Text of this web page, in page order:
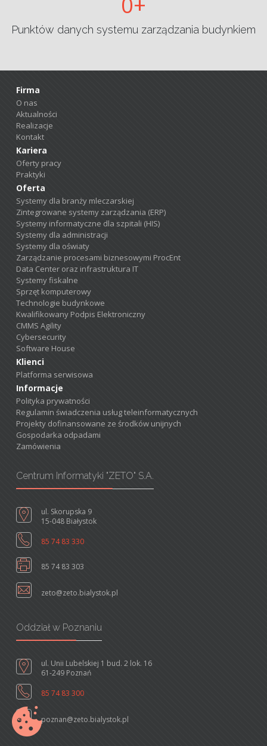
Punktów danych systemu zarządzania budynkiem
Firma
O nas
Aktualności
Realizacje
Kontakt
Kariera
Oferty pracy
Praktyki
Oferta
Systemy dla branży mleczarskiej
Zintegrowane systemy zarządzania (ERP)
Systemy informatyczne dla szpitali (HIS)
Systemy dla administracji
Systemy dla oświaty
Zarządzanie procesami biznesowymi ProcEnt
Data Center oraz infrastruktura IT
Systemy fiskalne
Sprzęt komputerowy
Technologie budynkowe
Kwalifikowany Podpis Elektroniczny
CMMS Agility
Cybersecurity
Software House
Klienci
Platforma serwisowa
Informacje
Polityka prywatności
Regulamin świadczenia usług teleinformatycznych
Projekty dofinansowane ze środków unijnych
Gospodarka odpadami
Zamówienia
Centrum Informatyki "ZETO" S.A.
ul. Skorupska 9
15-048 Białystok
85 74 83 330
85 74 83 303
zeto@zeto.bialystok.pl
Oddział w Poznaniu
ul. Unii Lubelskiej 1 bud. 2 lok. 16
61-249 Poznań
85 74 83 300
poznan@zeto.bialystok.pl